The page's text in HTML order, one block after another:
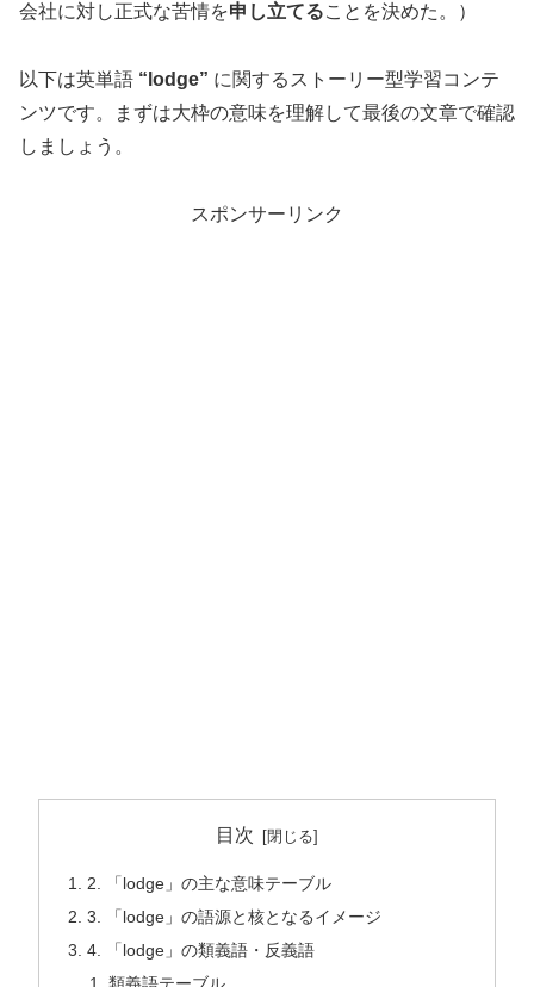
会社に対し正式な苦情を申し立てることを決めた。）
以下は英単語 “lodge” に関するストーリー型学習コンテ
ンツです。まずは大枠の意味を理解して最後の文章で確認
しましょう。
スポンサーリンク
目次
2. 「lodge」の主な意味テーブル
3. 「lodge」の語源と核となるイメージ
4. 「lodge」の類義語・反義語
類義語テーブル